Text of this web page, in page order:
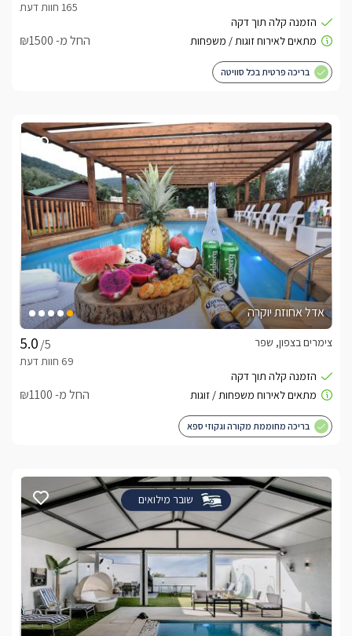
החל מ- ₪1500
בריכה פרטית בכל סוויטה
אדל אחוזת יוקרה
/5
צימרים בצפון, שפר
החל מ- ₪1100
בריכה מחוממת מקורה וגקוזי ספא
שובר מילואים